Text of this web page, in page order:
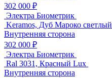
302 000 ₽
Электра Биометрик
Keramos, Дуб Мароко светлый
Внутренняя сторона
302 000 ₽
Электра Биометрик
Ral 3031, Красный Lux
Внутренняя сторона